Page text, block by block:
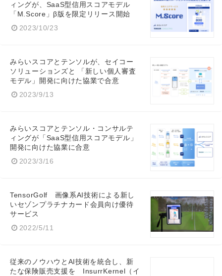
ィングが、SaaS型信用スコアモデル
「M.Score」β版を限定リリース開始
2023/10/23
みらいスコアとテンソルが、セイコー
ソリューションズと 「新しい個人審査
モデル」開発に向けた協業で合意
2023/9/13
みらいスコアとテンソル・コンサルテ
ィングが「SaaS型信用スコアモデル」
開発に向けた協業に合意
2023/3/16
TensorGolf 画像系AI技術による新し
いセゾンプラチナカード会員向け優待
サービス
2022/5/11
従来のノウハウとAI技術を統合し、新
たな保険販売支援を InsurrKernel（イ